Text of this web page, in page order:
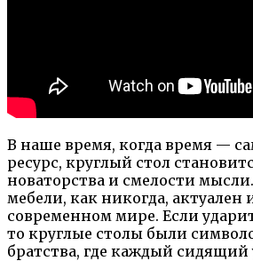
В наше время, когда время —
ресурс, круглый стол
новаторства и смелости
мебели, как никогда, актуален
современном мире. Если
то круглые столы были
братства, где каждый сидящий